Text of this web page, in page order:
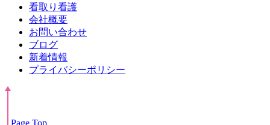
看取り看護
会社概要
お問い合わせ
ブログ
新着情報
プライバシーポリシー
Page Top